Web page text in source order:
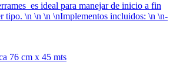
es ideal para manejar de inicio a fin
tipo. \n \n \n \nImplementos incluidos: \n \n-